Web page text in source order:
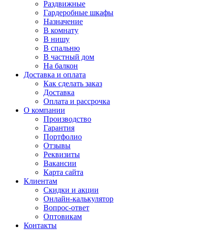
Раздвижные
Гардеробные шкафы
Назначение
В комнату
В нишу
В спальню
В частный дом
На балкон
Доставка и оплата
Как сделать заказ
Доставка
Оплата и рассрочка
О компании
Производство
Гарантия
Портфолио
Отзывы
Реквизиты
Вакансии
Карта сайта
Клиентам
Скидки и акции
Онлайн-калькулятор
Вопрос-ответ
Оптовикам
Контакты